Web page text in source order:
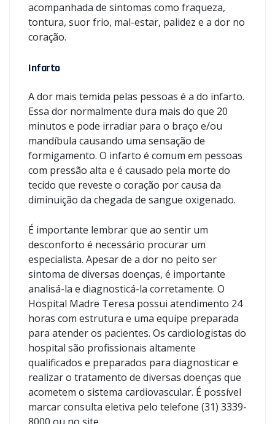
acompanhada de sintomas como fraqueza,
tontura, suor frio, mal-estar, palidez e a dor no
coração.
Infarto
A dor mais temida pelas pessoas é a do infarto.
Essa dor normalmente dura mais do que 20
minutos e pode irradiar para o braço e/ou
mandíbula causando uma sensação de
formigamento. O infarto é comum em pessoas
com pressão alta e é causado pela morte do
tecido que reveste o coração por causa da
diminuição da chegada de sangue oxigenado.
É importante lembrar que ao sentir um
desconforto é necessário procurar um
especialista. Apesar de a dor no peito ser
sintoma de diversas doenças, é importante
analisá-la e diagnosticá-la corretamente. O
Hospital Madre Teresa possui atendimento 24
horas com estrutura e uma equipe preparada
para atender os pacientes. Os cardiologistas do
hospital são profissionais altamente
qualificados e preparados para diagnosticar e
realizar o tratamento de diversas doenças que
acometem o sistema cardiovascular. É possível
marcar consulta eletiva pelo telefone (31) 3339-